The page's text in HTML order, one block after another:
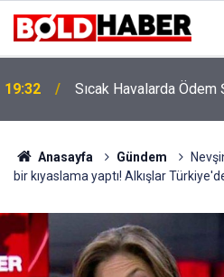
19:32 Sıcak Havalarda
Anasayfa Gündem
bir kıyaslama yaptı! Alkışlar